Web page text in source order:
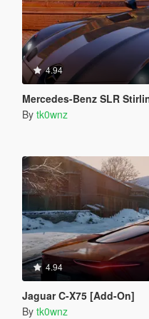
4.94
Mercedes-Benz SLR
By tk0wnz
4.94
Jaguar C-X75 [Add-On]
By tk0wnz